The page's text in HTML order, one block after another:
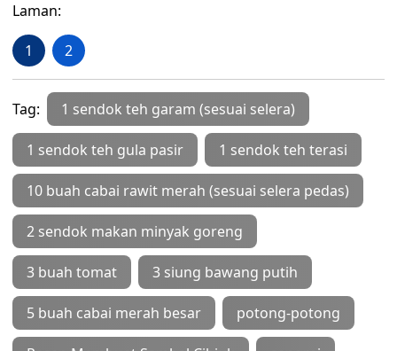
Laman:
1 2
Tag: 1 sendok teh garam (sesuai selera)
1 sendok teh gula pasir 1 sendok teh terasi
10 buah cabai rawit merah (sesuai selera pedas)
2 sendok makan minyak goreng
3 buah tomat 3 siung bawang putih
5 buah cabai merah besar potong-potong